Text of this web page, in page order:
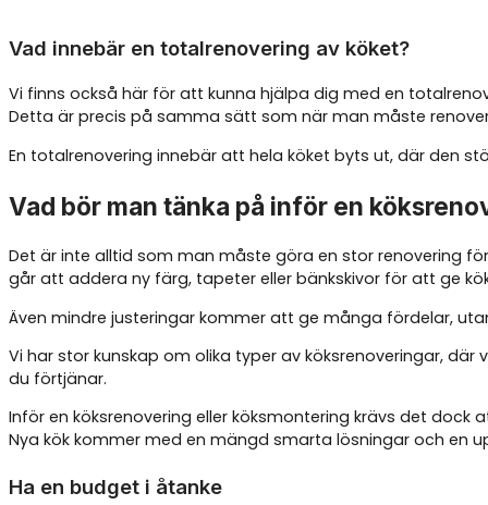
Vad innebär en totalrenovering av köket?
Vi finns också här för att kunna hjälpa dig med en
Detta är precis på samma sätt som när man måste
En totalrenovering innebär att hela köket byts ut, där den
Vad bör man tänka på inför en
Det är inte alltid som man måste göra en stor renovering
går att addera ny färg, tapeter eller bänkskivor för att ge
Även mindre justeringar kommer att ge många fördelar,
Vi har stor kunskap om olika typer av köksrenoveringar,
du förtjänar.
Inför en köksrenovering eller köksmontering krävs det
Nya kök kommer med en mängd smarta lösningar och en
Ha en budget i åtanke